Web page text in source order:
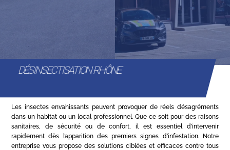
DÉSINSECTISATION RHÔNE
Les insectes envahissants peuvent provoquer de réels désagréments
dans un habitat ou un local professionnel. Que ce soit pour des raisons
sanitaires, de sécurité ou de confort, il est essentiel d’intervenir
rapidement dès l’apparition des premiers signes d’infestation. Notre
entreprise vous propose des solutions ciblées et efficaces contre tous